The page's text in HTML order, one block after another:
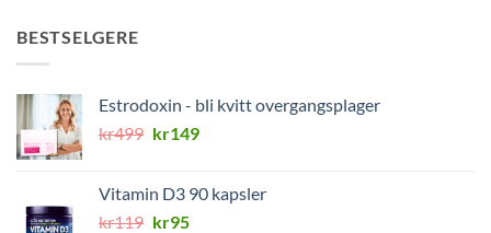
BESTSELGERE
Estrodoxin - bli kvitt overgangsplager
kr499 Opprinnelig
kr499.
kr149Nåværende
kr149.
Vitamin D3 90 kapsler
kr119 Opprinnelig
kr95Nåværende